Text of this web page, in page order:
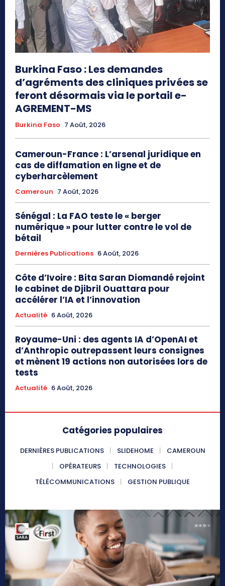
Burkina Faso : Les demandes
d’agréments des cliniques privées se
feront désormais via le portail e-
AGREMENT-MS
Burkina Faso 7 Août, 2026
Cameroun-France : L’arsenal juridique en
cas de diffamation en ligne et de
cyberharcèlement
Cameroun 7 Août, 2026
Sénégal : La FAO teste le « berger
numérique » pour lutter contre le vol de
bétail
Dernières Publications 6 Août, 2026
Côte d’Ivoire : Bita Saran Diomandé rejoint
le cabinet de Djibril Ouattara pour
accélérer l’IA et l’innovation
Actualité 6 Août, 2026
Royaume-Uni : des agents IA d’OpenAI et
d’Anthropic outrepassent leurs consignes
et mènent 19 actions non autorisées lors de
tests
Actualité 6 Août, 2026
Catégories populaires
DERNIÈRES PUBLICATIONS SLIDEHOME
CAMEROUN
OPÉRATEURS
TECHNOLOGIES
TÉLÉCOMMUNICATIONS
GESTION PUBLIQUE